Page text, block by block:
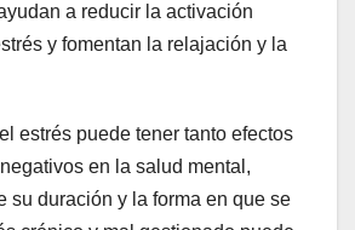
a reducir la activación
y fomentan la relajación y la
estrés puede tener tanto efectos
en la salud mental,
su duración y la forma en que se